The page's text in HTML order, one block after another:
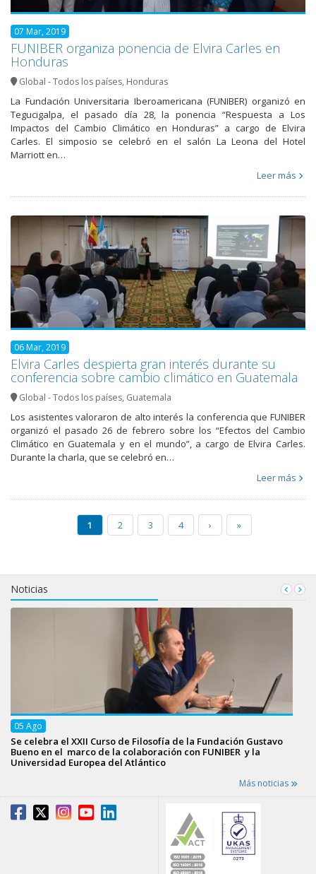
07 Mar, 2019
FUNIBER organiza ponencia de Elvira Carles en
Honduras
Global - Todos los países, Honduras
La Fundación Universitaria Iberoamericana (FUNIBER) organizó en
Tegucigalpa, el pasado día 28, la ponencia “Respuesta a Los
Impactos del Cambio Climático en Honduras” a cargo de Elvira
Carles. El simposio se celebró en el salón La Leona del Hotel
Marriott en…
Leer más
06 Mar, 2019
Elvira Carles despierta gran interés durante su
conferencia sobre cambio climático en Guatemala
Global - Todos los países, Guatemala
Los asistentes valoraron de alto interés la conferencia que FUNIBER
organizó el pasado 26 de febrero sobre los “Efectos del Cambio
Climático en Guatemala y en el mundo”, a cargo de Elvira Carles.
Durante la charla, que se celebró en…
Leer más
1 2 3 4 › »
Noticias
05 Ago
Se celebra el XXII Curso de Filosofía de la Fundación Gustavo
Bueno en el marco de la colaboración con FUNIBER y la
Universidad Europea del Atlántico
Más noticias